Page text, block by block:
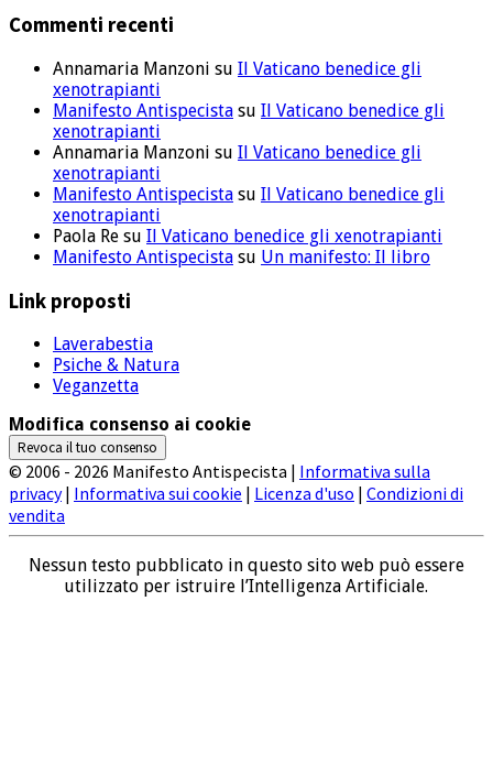
Commenti recenti
Annamaria Manzoni su Il Vaticano benedice gli
xenotrapianti
Manifesto Antispecista su Il Vaticano benedice gli
xenotrapianti
Annamaria Manzoni su Il Vaticano benedice gli
xenotrapianti
Manifesto Antispecista su Il Vaticano benedice gli
xenotrapianti
Paola Re su Il Vaticano benedice gli xenotrapianti
Manifesto Antispecista su Un manifesto: Il libro
Link proposti
Laverabestia
Psiche & Natura
Veganzetta
Modifica consenso ai cookie
Revoca il tuo consenso
© 2006 - 2026 Manifesto Antispecista | Informativa sulla
privacy| Informativa sui cookie | Licenza d'uso | Condizioni di
vendita
Nessun testo pubblicato in questo sito web può essere
utilizzato per istruire l’Intelligenza Artificiale.